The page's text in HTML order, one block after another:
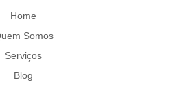
Home
Somos
Serviços
Blog